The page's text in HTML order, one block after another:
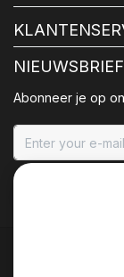
NIEUWSBRIEF
Abonneer je op